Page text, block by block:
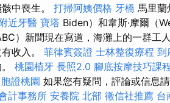
中喪生。 打掃阿姨價格 牙橋 馬里蘭
近牙醫 寶塔 Biden）和韋斯·摩爾（
）新聞現在寫道，海灘上的一群工
收入。 菲律賓簽證 士林整復療程 到
桃園植牙 長照2.0 腳底按摩技巧課
證桃園 如果您有疑問，評論或信息
計事務所 安養院 北部 徵信社推薦 台